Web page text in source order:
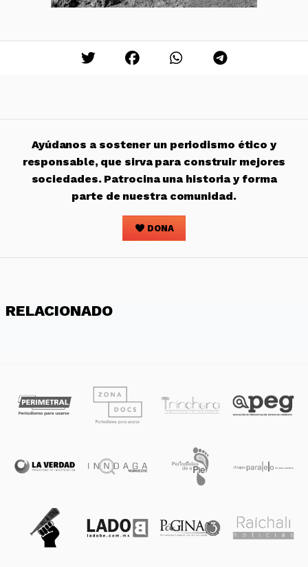
Ayúdanos a sostener un periodismo ético y
responsable, que sirva para construir mejores
sociedades. Patrocina una historia y forma
parte de nuestra comunidad.
DONA
RELACIONADO